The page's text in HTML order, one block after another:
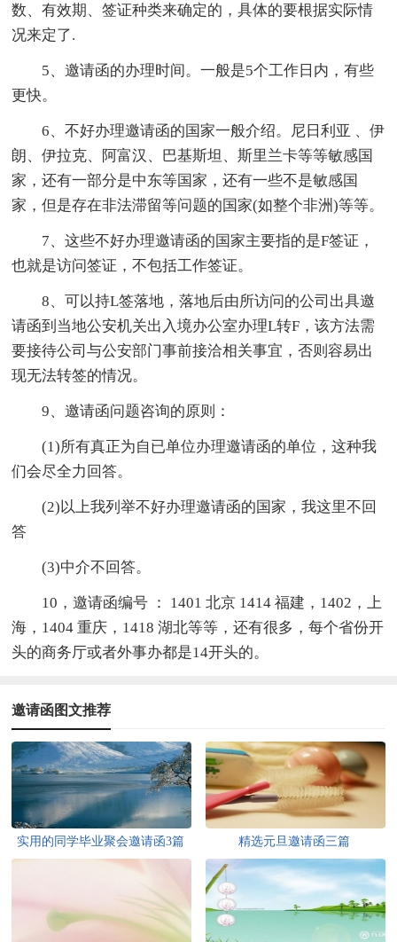
数、有效期、签证种类来确定的，具体的要根据实际情
况来定了.
5、邀请函的办理时间。一般是5个工作日内，有些
更快。
6、不好办理邀请函的国家一般介绍。尼日利亚 、伊
朗、伊拉克、阿富汉、巴基斯坦、斯里兰卡等等敏感国
家，还有一部分是中东等国家，还有一些不是敏感国
家，但是存在非法滞留等问题的国家(如整个非洲)等等。
7、这些不好办理邀请函的国家主要指的是F签证，
也就是访问签证，不包括工作签证。
8、可以持L签落地，落地后由所访问的公司出具邀
请函到当地公安机关出入境办公室办理L转F，该方法需
要接待公司与公安部门事前接洽相关事宜，否则容易出
现无法转签的情况。
9、邀请函问题咨询的原则：
(1)所有真正为自已单位办理邀请函的单位，这种我
们会尽全力回答。
(2)以上我列举不好办理邀请函的国家，我这里不回
答
(3)中介不回答。
10，邀请函编号 ： 1401 北京 1414 福建，1402，上
海，1404 重庆，1418 湖北等等，还有很多，每个省份开
头的商务厅或者外事办都是14开头的。
邀请函图文推荐
实用的同学毕业聚会邀请函3篇 精选元旦邀请函三篇